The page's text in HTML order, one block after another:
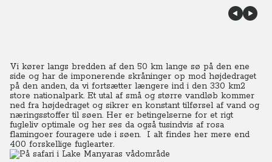
Vi kører langs bredden af den 50 km lange sø på den ene
side og har de imponerende skråninger op mod højdedraget
på den anden, da vi fortsætter længere ind i den 330 km2
store nationalpark. Et utal af små og større vandløb kommer
ned fra højdedraget og sikrer en konstant tilførsel af vand og
næringsstoffer til søen. Her er betingelserne for et rigt
fugleliv optimale og her ses da også tusindvis af rosa
flamingoer fouragere ude i søen. I alt findes her mere end
400 forskellige fuglearter.